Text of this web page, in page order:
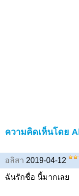
ความคิดเห็นโดย
อลิสา 2019-04-12
ฉันรักชื่อ นี้มากเลย